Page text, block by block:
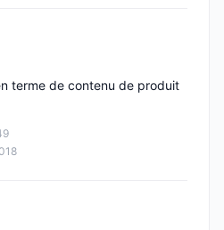
terme de contenu de produit